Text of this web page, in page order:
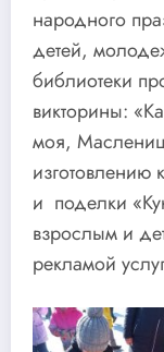
народного
детей,
библиотеки
викторины:
моя,
и поделки
взрослым и
рекламой